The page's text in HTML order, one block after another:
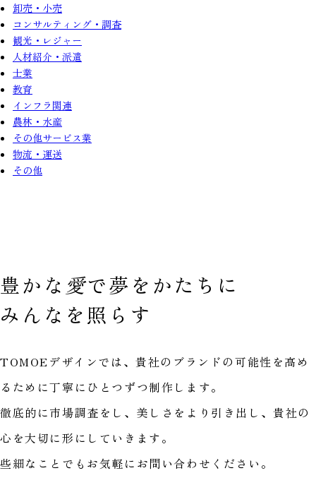
卸売・小売
コンサルティング・調査
観光・レジャー
人材紹介・派遣
士業
教育
インフラ関連
農林・水産
その他サービス業
物流・運送
その他
豊かな 愛で夢をかたちに
みんなを照らす
TOMOEデザインでは、貴社のブランドの可能性を高め
るために丁寧にひとつずつ制作します。
徹底的に市場調査をし、美しさをより引き出し、貴社の
心を大切に形にしていきます。
些細なことでもお気軽にお問い合わせください。